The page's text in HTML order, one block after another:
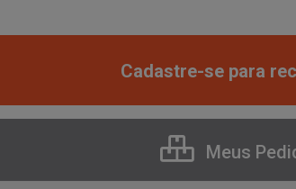
Cadastre-se para
Meus